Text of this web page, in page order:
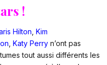
!
Hilton Kim
Katy Perry n’ont pas
tout aussi différents les